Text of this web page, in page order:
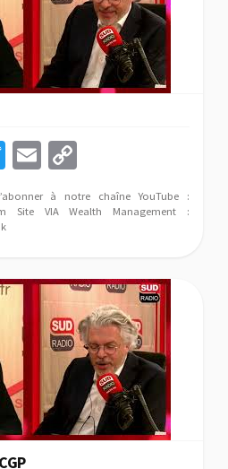
T
wi
tt
er
E
m
ai
o
p
Li
n
k
à notre chaîne YouTube :
Site VIA Wealth Management :